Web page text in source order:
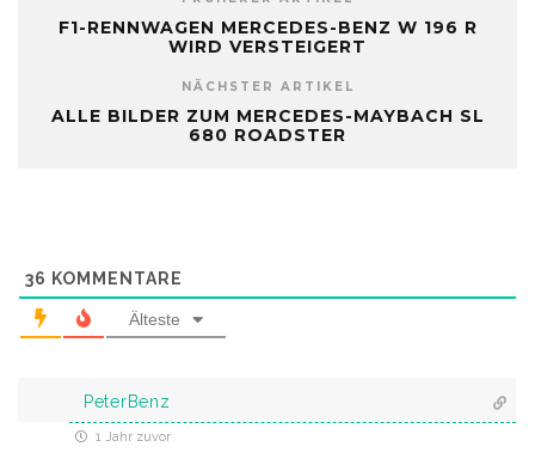
F1-RENNWAGEN MERCEDES-BENZ W 196 R
WIRD VERSTEIGERT
NÄCHSTER ARTIKEL
ALLE BILDER ZUM MERCEDES-MAYBACH SL
680 ROADSTER
36 KOMMENTARE
Älteste
PeterBenz
1 Jahr zuvor